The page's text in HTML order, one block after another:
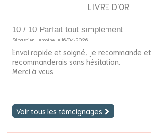
LIVRE D'OR
10 / 10 Parfait tout simplement
Sébastien Lemoine le 16/04/2026
Envoi rapide et soigné, je recommande et
recommanderais sans hésitation.
Merci à vous
Voir tous les témoignages